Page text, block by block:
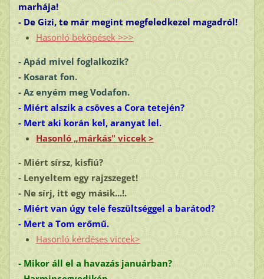
marhája!
- De Gizi, te már megint megfeledkezel magadról!
Hasonló beköpések >>>
- Apád mivel foglalkozik?
- Kosarat fon.
- Az enyém megVodafon.
- Miért alszik a csöves a Cora tetején?
- Mert aki korán kel, aranyat lel.
Hasonló „márkás" viccek >
- Miért sírsz, kisfiú?
- Lenyeltem egy rajzszeget!
- Ne sírj, itt egy másik...!.
- Miért van úgy tele feszültséggel a barátod?
- Mert a Tom erőmű.
Hasonló kérdéses viccek>
- Mikor áll el a havazás januárban?